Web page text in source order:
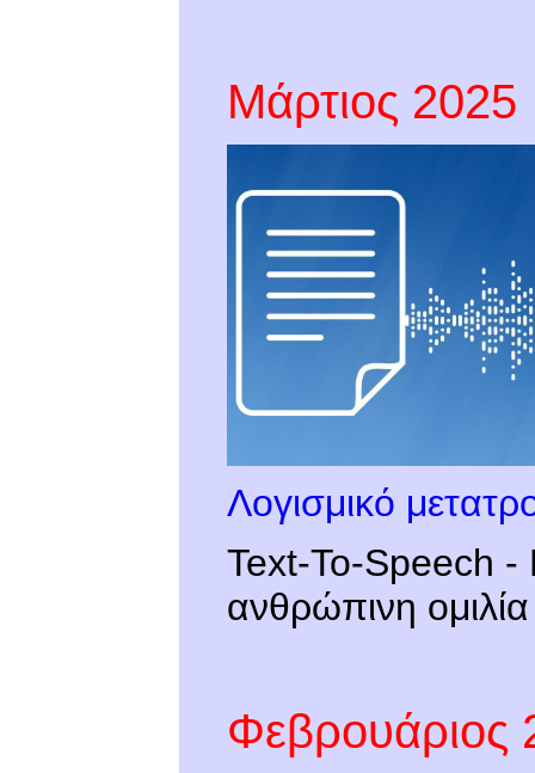
Μάρτιος 2025
Λογισμικό
Text-To-Speech -
ανθρώπινη ομιλία
Φεβρουάριος